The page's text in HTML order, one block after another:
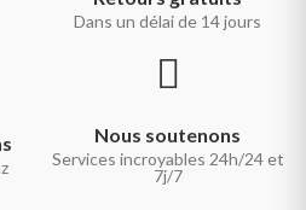
Dans un délai de 14 jours
Nous soutenons
Services incroyables 24h/24 et
7j/7